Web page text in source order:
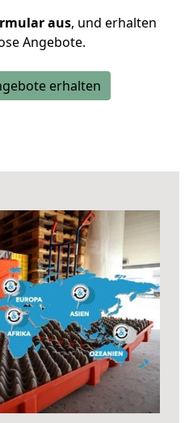
aus, und erhalten
Angebote.
erhalten